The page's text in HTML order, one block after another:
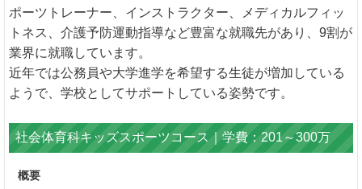
ポーツトレーナー、インストラクター、メディカルフィッ
トネス、介護予防運動指導など豊富な就職先があり、9割が
業界に就職しています。
近年では公務員や大学進学を希望する生徒が増加している
ようで、学校としてサポートしている姿勢です。
社会体育科キッズスポーツコース｜学費：201～300万
概要